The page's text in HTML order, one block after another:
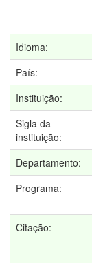
Idioma:
País:
Instituição:
Sigla da
instituição:
Departamento:
Programa:
Citação: